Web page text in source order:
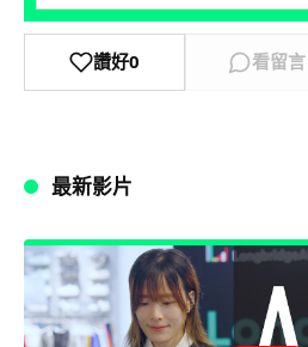
讚好0 看留言
最新影片